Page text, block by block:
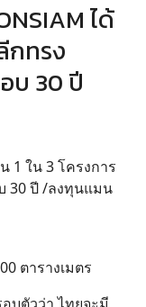
ได้
กทรง
บ 30 ปี
1 ใน 3 โครงการ
30 ปี /ลงทุนแมน
ตารางเมตร